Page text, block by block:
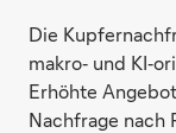
Die
makro‑ und
Erhöhte
Nachfrage nach